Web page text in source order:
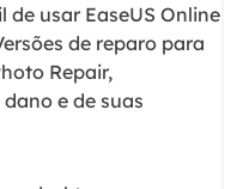
usar EaseUS Online
de reparo para
Repair,
e de suas